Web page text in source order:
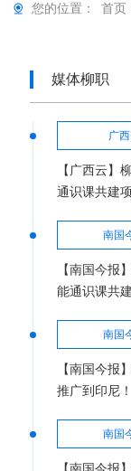
您的位置： 首页
媒体柳职
广
【广西云】
通识课共建
南国
【南国今报
能通识课共
南国
【南国今报
推广到印尼！
南国